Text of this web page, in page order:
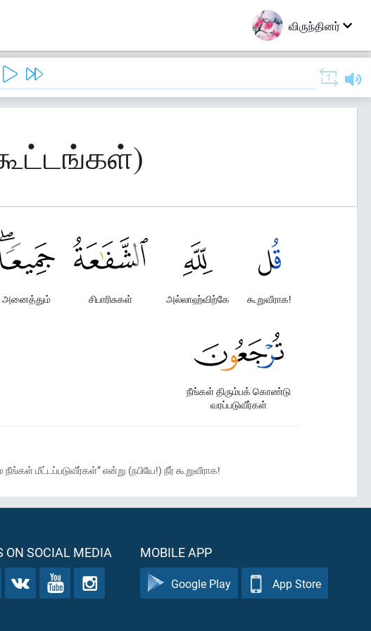
விருந்தினர்
கூறுவீராக!
அல்லாஹ்விற்கே
சிபாரிசுகள்
அனைத்தும்
நீங்கள் திரும்பக் கொண்டு
வரப்படுவீர்கள்
மீட்டப்படுவீர்கள்” என்று (நபியே!) நீர் கூறுவீராக!
ON SOCIAL MEDIA MOBILE APP
Google Play App Store